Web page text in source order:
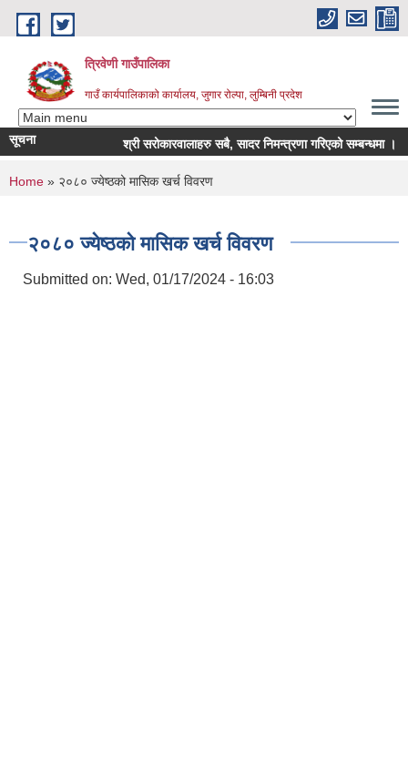
Skip to main content
त्रिवेणी गाउँपालिका
गाउँ कार्यपालिकाको कार्यालय, जुगार रोल्पा, लुम्बिनी प्रदेश
सूचना श्री सरोकारवालाहरु सबै, सादर निमन्त्रणा गरिएको सम्बन्धमा ।
You are here
Home » २०८० ज्येष्ठको मासिक खर्च विवरण
२०८० ज्येष्ठको मासिक खर्च विवरण
Submitted on: Wed, 01/17/2024 - 16:03